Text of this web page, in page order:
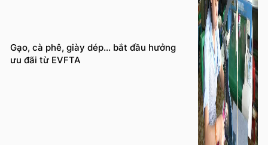
Gạo, cà phê, giày dép… bắt đầu hưởng
ưu đãi từ EVFTA